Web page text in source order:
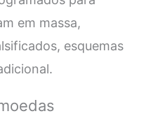
em massa,
esquemas